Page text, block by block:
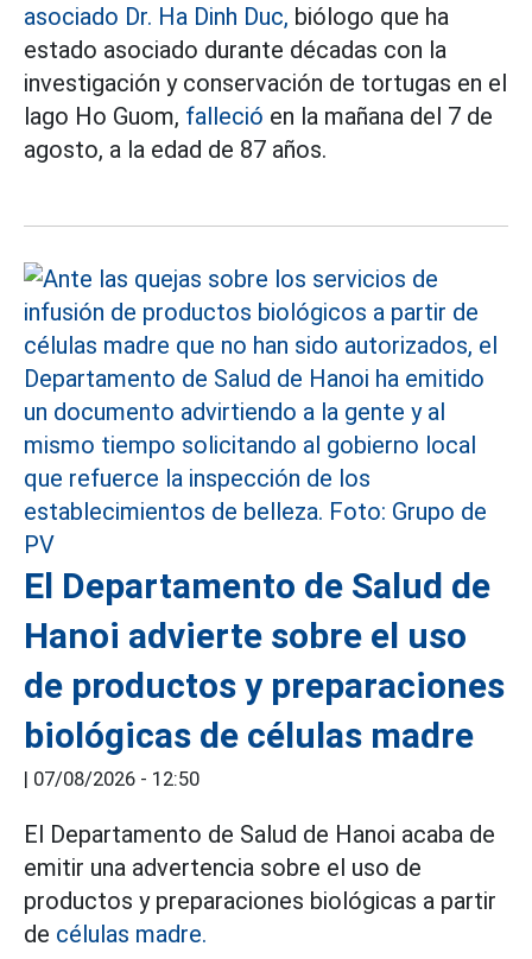
asociado Dr. Ha Dinh Duc, biólogo que ha
estado asociado durante décadas con la
investigación y conservación de tortugas en el
lago Ho Guom, falleció en la mañana del 7 de
agosto, a la edad de 87 años.
El Departamento de Salud de
Hanoi advierte sobre el uso
de productos y preparaciones
biológicas de células madre
| 07/08/2026 - 12:50
El Departamento de Salud de Hanoi acaba de
emitir una advertencia sobre el uso de
productos y preparaciones biológicas a partir
de células madre.